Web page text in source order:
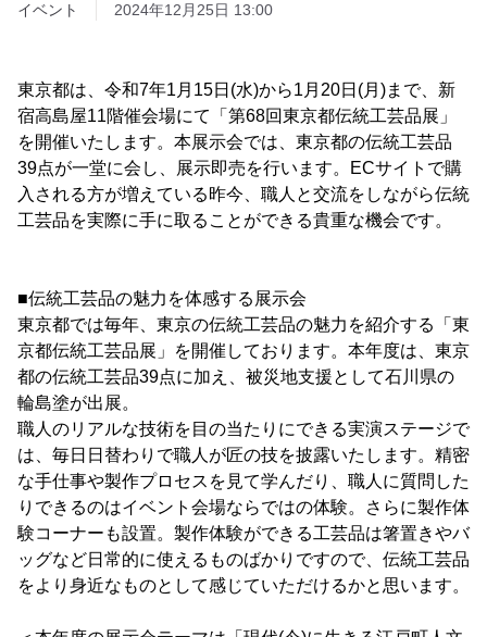
イベント
2024年12月25日 13:00
東京都は、令和7年1月15日(水)から1月20日(月)まで、新
宿高島屋11階催会場にて「第68回東京都伝統工芸品展」
を開催いたします。本展示会では、東京都の伝統工芸品
39点が一堂に会し、展示即売を行います。ECサイトで購
入される方が増えている昨今、職人と交流をしながら伝統
工芸品を実際に手に取ることができる貴重な機会です。
■伝統工芸品の魅力を体感する展示会
東京都では毎年、東京の伝統工芸品の魅力を紹介する「東
京都伝統工芸品展」を開催しております。本年度は、東京
都の伝統工芸品39点に加え、被災地支援として石川県の
輪島塗が出展。
職人のリアルな技術を目の当たりにできる実演ステージで
は、毎日日替わりで職人が匠の技を披露いたします。精密
な手仕事や製作プロセスを見て学んだり、職人に質問した
りできるのはイベント会場ならではの体験。さらに製作体
験コーナーも設置。製作体験ができる工芸品は箸置きやバ
ッグなど日常的に使えるものばかりですので、伝統工芸品
をより身近なものとして感じていただけるかと思います。